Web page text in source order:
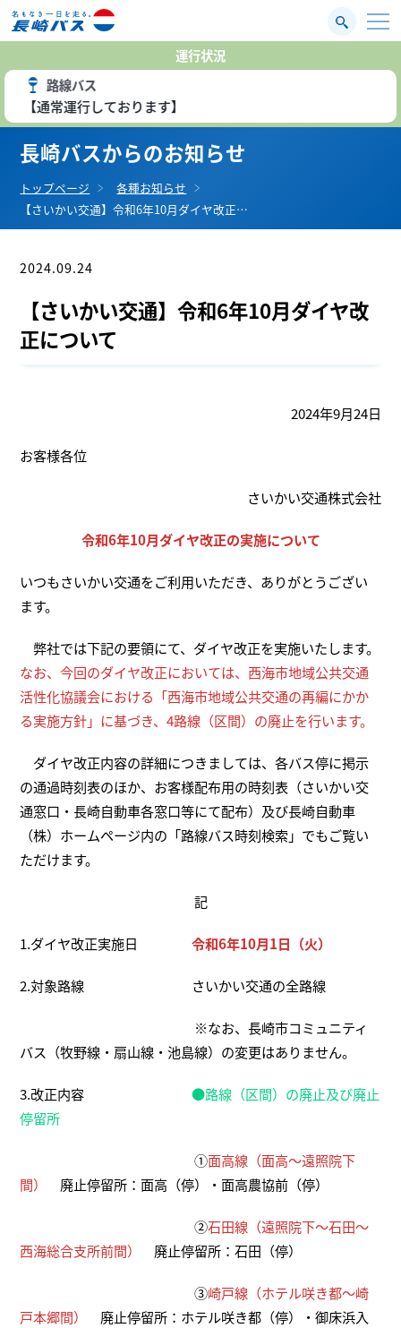
運行状況
路線バス
【通常運行しております】
長崎バスからのお知らせ
トップページ
各種お知らせ
【さいかい交通】令和6年10月ダイヤ改正…
2024.09.24
【さいかい交通】令和6年10月ダイヤ改
正について
2024年9月24日
お客様各位
さいかい交通株式会社
令和6年10月ダイヤ改正の実施について
いつもさいかい交通をご利用いただき、ありがとうござい
ます。
弊社では下記の要領にて、ダイヤ改正を実施いたします。
なお、今回のダイヤ改正においては、西海市地域公共交通
活性化協議会における「西海市地域公共交通の再編にかか
る実施方針」に基づき、4路線（区間）の廃止を行います。
ダイヤ改正内容の詳細につきましては、各バス停に掲示
の通過時刻表のほか、お客様配布用の時刻表（さいかい交
通窓口・長崎自動車各窓口等にて配布）及び長崎自動車
（株）ホームページ内の「路線バス時刻検索」でもご覧い
ただけます。
記
1.ダイヤ改正実施日 令和6年10月1日（火）
2.対象路線 さいかい交通の全路線
※なお、長崎市コミュニティ
バス（牧野線・扇山線・池島線）の変更はありません。
3.改正内容 ●路線（区間）の廃止及び廃止
停留所
①面高線（面高～遠照院下
間）
廃止停留所：面高（停）・面高農協前（停）
②石田線（遠照院下～石田～
西海総合支所前間）
廃止停留所：石田（停）
③崎戸線（ホテル咲き都～崎
戸本郷間）
廃止停留所：ホテル咲き都（停）・御床浜入